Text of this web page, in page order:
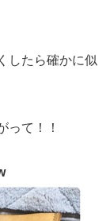
したら確かに似
って！！